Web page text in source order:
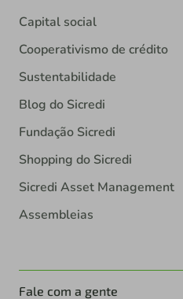
Capital social
Cooperativismo de crédito
Sustentabilidade
Blog do Sicredi
Fundação Sicredi
Shopping do Sicredi
Sicredi Asset Management
Assembleias
Fale com a gente